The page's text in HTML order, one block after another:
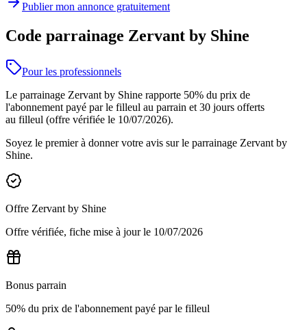
Publier mon annonce gratuitement
Code parrainage Zervant by Shine
Pour les professionnels
Le parrainage Zervant by Shine rapporte 50% du prix de
l'abonnement payé par le filleul au parrain et 30 jours offerts
au filleul (offre vérifiée le 10/07/2026).
Soyez le premier à donner votre avis sur le parrainage Zervant by
Shine.
Offre Zervant by Shine
Offre vérifiée, fiche mise à jour le 10/07/2026
Bonus parrain
50% du prix de l'abonnement payé par le filleul